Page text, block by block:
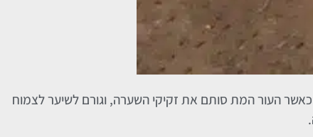
העור המת סותם את זקיקי השערה, וגורם לשיער לצמוח